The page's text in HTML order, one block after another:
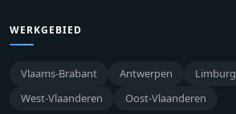
WERKGEBIED
Vlaams-Brabant Antwerpen
Limburg
West-Vlaanderen
Oost-Vlaanderen